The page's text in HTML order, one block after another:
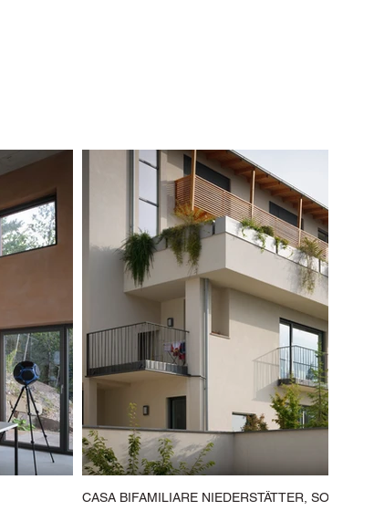
CASA BIFAMILIARE NIEDERSTÄTTER,